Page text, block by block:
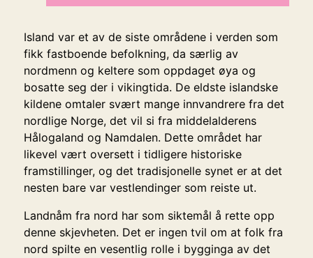
Island var et av de siste områdene i verden som
fikk fastboende befolkning, da særlig av
nordmenn og keltere som oppdaget øya og
bosatte seg der i vikingtida. De eldste islandske
kildene omtaler svært mange innvandrere fra det
nordlige Norge, det vil si fra middelalderens
Hålogaland og Namdalen. Dette området har
likevel vært oversett i tidligere historiske
framstillinger, og det tradisjonelle synet er at det
nesten bare var vestlendinger som reiste ut.
Landnåm fra nord har som siktemål å rette opp
denne skjevheten. Det er ingen tvil om at folk fra
nord spilte en vesentlig rolle i bygginga av det